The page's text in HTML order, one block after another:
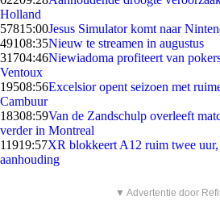
Holland
57815:00Jesus Simulator komt naar
49108:35Nieuw te streamen in augustus
31704:46Niewiadoma profiteert van
Ventoux
19508:56Excelsior opent seizoen met
Cambuur
18308:59Van de Zandschulp overleeft
verder in Montreal
11919:57XR blokkeert A12 ruim twee uur,
aanhouding
▼ Advertentie door